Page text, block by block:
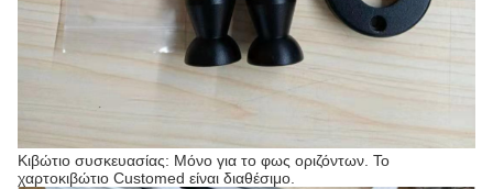
Κιβώτιο συσκευασίας: Μόνο για το φως οριζόντων. Το
χαρτοκιβώτιο Customed είναι διαθέσιμο.